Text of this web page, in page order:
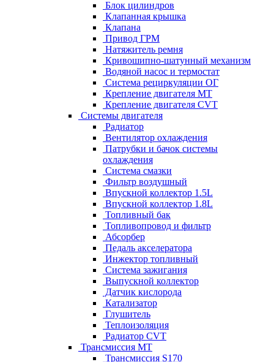
Блок цилиндров
Клапанная крышка
Клапана
Привод ГРМ
Натяжитель ремня
Кривошипно-шатунный механизм
Водяной насос и термостат
Система рециркуляции ОГ
Крепление двигателя MT
Крепление двигателя CVT
Системы двигателя
Радиатор
Вентилятор охлаждения
Патрубки и бачок системы
охлаждения
Система смазки
Фильтр воздушный
Впускной коллектор 1.5L
Впускной коллектор 1.8L
Топливный бак
Топливопровод и фильтр
Абсорбер
Педаль акселератора
Инжектор топливный
Система зажигания
Выпускной коллектор
Датчик кислорода
Катализатор
Глушитель
Теплоизоляция
Радиатор CVT
Трансмиссия MT
Трансмиссия S170